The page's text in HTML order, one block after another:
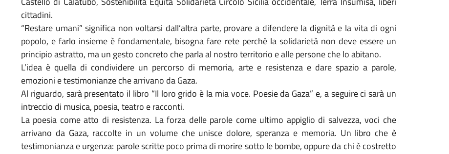
cittadini.
“Restare umani” significa non voltarsi dall’altra parte, provare a difendere la dignità e la vita di ogni
popolo, e farlo insieme è fondamentale, bisogna fare rete perché la solidarietà non deve essere un
principio astratto, ma un gesto concreto che parla al nostro territorio e alle persone che lo abitano.
L’idea è quella di condividere un percorso di memoria, arte e resistenza e dare spazio a parole,
emozioni e testimonianze che arrivano da Gaza.
Al riguardo, sarà presentato il libro “Il loro grido è la mia voce. Poesie da Gaza” e, a seguire ci sarà un
intreccio di musica, poesia, teatro e racconti.
La poesia come atto di resistenza. La forza delle parole come ultimo appiglio di salvezza, voci che
arrivano da Gaza, raccolte in un volume che unisce dolore, speranza e memoria. Un libro che è
testimonianza e urgenza: parole scritte poco prima di morire sotto le bombe, oppure da chi è costretto